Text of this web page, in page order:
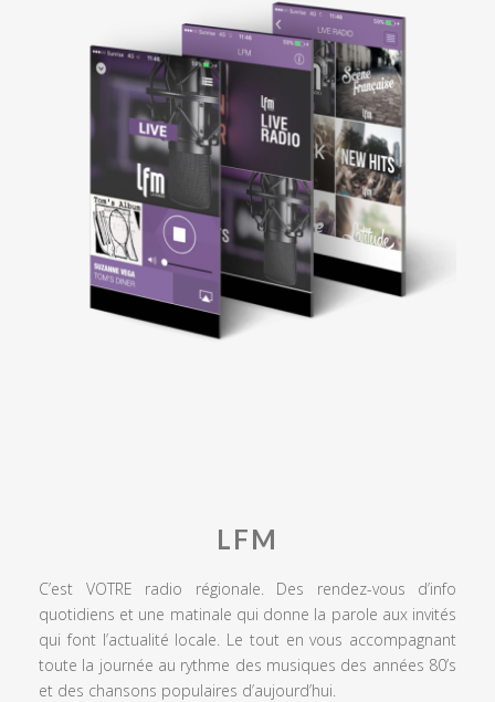
LFM
C’est VOTRE radio régionale. Des rendez-vous d’info
quotidiens et une matinale qui donne la parole aux invités
qui font l’actualité locale. Le tout en vous accompagnant
toute la journée au rythme des musiques des années 80’s
et des chansons populaires d’aujourd’hui.